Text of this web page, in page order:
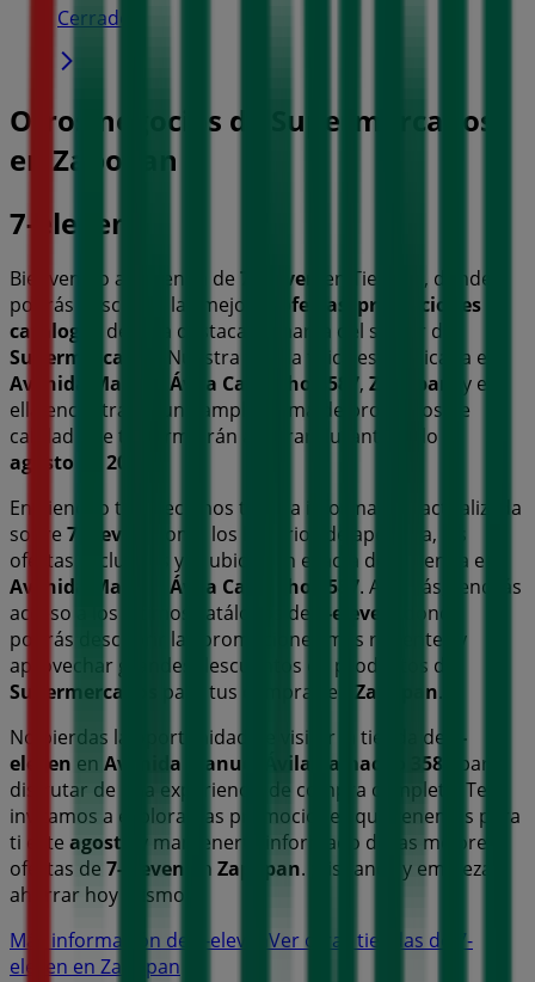
Cerrado
Otros negocios de Supermercados
en Zapopan
7-eleven
Bienvenido a la tienda de 7-eleven
en Tiendeo, donde
podrás descubrir las mejores
ofertas promociones
catálogos
de esta destacada marca del sector de
Supermercados
. Nuestra tienda física está ubicada en
Avenida Manuel Ávila Camacho 3587, Zapopan
, y en
ella encontrarás una amplia gama de productos de
calidad que te permitirán ahorrar durante todo el
agosto de 2026
En Tiendeo te ofrecemos toda la información actualizada
sobre 7-eleven
, como los horarios de apertura, las
ofertas exclusivas y la ubicación exacta de la tienda en
Avenida Manuel Ávila Camacho 3587. Además, tendrás
acceso a los últimos catálogos de
7-eleven
, donde
podrás descubrir las promociones más recientes y
aprovechar grandes descuentos en productos de
Supermercados
para tus compras en Zapopan
No pierdas la oportunidad de visitar la tienda de
7-
eleven en Avenida Manuel Ávila Camacho 3587
para
disfrutar de una experiencia de compra completa. Te
invitamos a explorar las promociones que tenemos para
ti este agosto
y mantenerte informado de las mejores
ofertas de 7-eleven en Zapopan. ¡Visítanos y empieza a
ahorrar hoy mismo!
Más información de 7-eleven Ver otras tiendas de 7-
eleven en Zapopan